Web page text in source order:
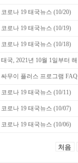
코로나 19 태국뉴스 (10/20)
코로나 19 태국뉴스 (10/19)
코로나 19 태국뉴스 (10/18)
태국, 2021년 10월 1일부터
싸무이 플러스 프로그램
코로나 19 태국뉴스 (10/11)
코로나 19 태국뉴스 (10/07)
코로나 19 태국뉴스 (10/06)
처음